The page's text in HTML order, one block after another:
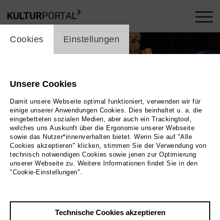
cookie_layer
Cookies Einstellungen
Unsere Cookies
Damit unsere Webseite optimal funktioniert, verwenden wir für
einige unserer Anwendungen Cookies. Dies beinhaltet u. a. die
eingebetteten sozialen Medien, aber auch ein Trackingtool,
welches uns Auskunft über die Ergonomie unserer Webseite
sowie das Nutzer*innenverhalten bietet. Wenn Sie auf "Alle
Cookies akzeptieren" klicken, stimmen Sie der Verwendung von
technisch notwendigen Cookies sowie jenen zur Optimierung
unserer Webseite zu. Weitere Informationen findet Sie in den
"Cookie-Einstellungen".
Technische Cookies akzeptieren